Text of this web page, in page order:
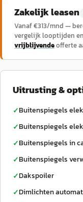
Zakelijk leasen
Vanaf €313/mnd —
vergelijk looptijden
vrijblijvendeofferte
Uitrusting &
✓Buitenspiegels
✓Buitenspiegels
✓Buitenspiegels in
✓Buitenspiegels
✓Dakspoiler
✓Dimlichten